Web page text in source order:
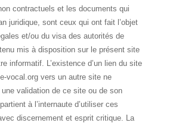
contractuels et les documents qui
juridique, sont ceux qui ont fait l’objet
et/ou du visa des autorités de
mis à disposition sur le présent site
informatif. L’existence d’un lien du site
vocal.org vers un autre site ne
validation de ce site ou de son
à l’internaute d’utiliser ces
discernement et esprit critique. La